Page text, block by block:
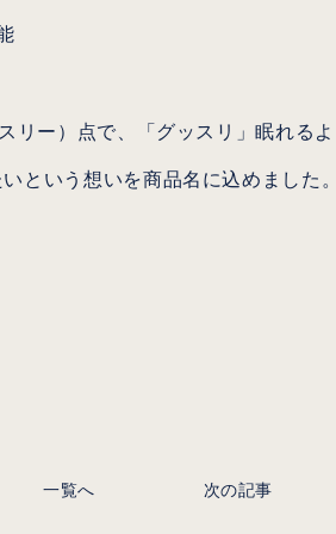
リー）点で、「グッスリ」眠れる
という想いを商品名に込めました。
一覧へ 次の記事